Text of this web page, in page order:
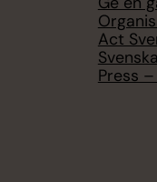
Act
Press